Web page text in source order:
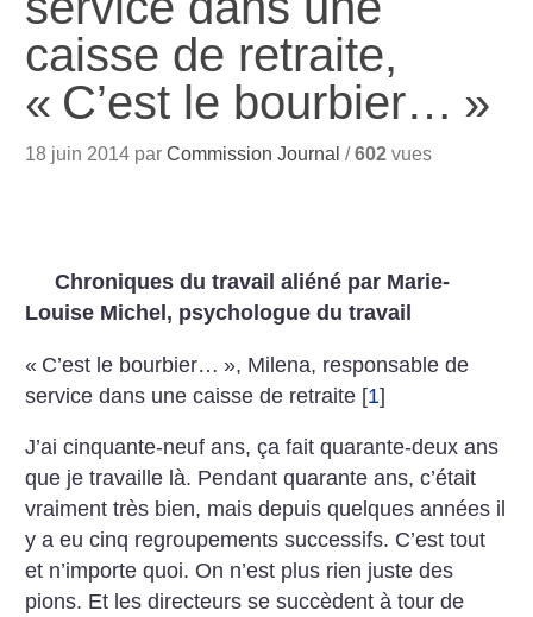
caisse de retraite,
« C’est le bourbier… »
18 juin 2014 parCommission Journal /602 vues
Chroniques du travail aliéné par Marie-
Louise Michel, psychologue du travail
« C’est le bourbier… », Milena, responsable de
service dans une caisse de retraite [1]
J’ai cinquante-neuf ans, ça fait quarante-deux ans
que je travaille là. Pendant quarante ans, c’était
vraiment très bien, mais depuis quelques années il
y a eu cinq regroupements successifs. C’est tout
et n’importe quoi. On n’est plus rien juste des
pions. Et les directeurs se succèdent à tour de